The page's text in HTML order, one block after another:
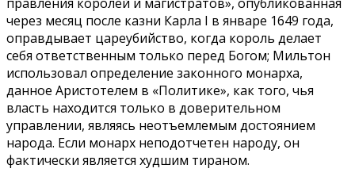
через месяц после казни Карла I в январе 1649 года,
оправдывает цареубийство, когда король делает
себя ответственным только перед Богом; Мильтон
использовал определение законного монарха,
данное Аристотелем в «Политике», как того, чья
власть находится только в доверительном
управлении, являясь неотъемлемым достоянием
народа. Если монарх неподотчетен народу, он
фактически является худшим тираном.